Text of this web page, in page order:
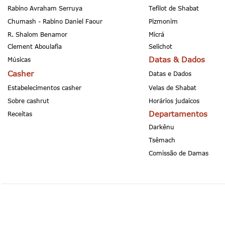
Rabino Avraham Serruya
Tefilot de Shabat
Chumash - Rabino Daniel Faour
Pizmonim
R. Shalom Benamor
Micrá
Clement Aboulafia
Selichot
Músicas
Datas & Dados
Casher
Datas e Dados
Estabelecimentos casher
Velas de Shabat
Sobre cashrut
Horários judaicos
Receitas
Departamentos
Darkênu
Tsêmach
Comissão de Damas